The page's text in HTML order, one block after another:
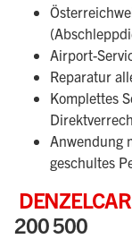
Airport-
Reparatur
Komplettes
Anwendung
geschultes
200 500